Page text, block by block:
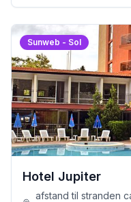
Sunweb - Sol
Hotel Jupiter
afstand til stranden